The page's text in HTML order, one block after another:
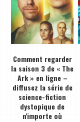
Comment regarder
la saison 3 de « The
Ark » en ligne –
diffusez la série de
science-fiction
dystopique de
n'importe où